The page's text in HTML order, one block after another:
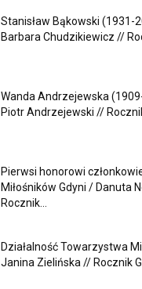
Stanisław Bąkowski (1931-
Barbara Chudzikiewicz //
Wanda Andrzejewska
Piotr Andrzejewski // Rocznik
Pierwsi honorowi
Miłośników Gdyni / Danuta
Rocznik...
Działalność Towarzystwa
Janina Zielińska // Rocznik